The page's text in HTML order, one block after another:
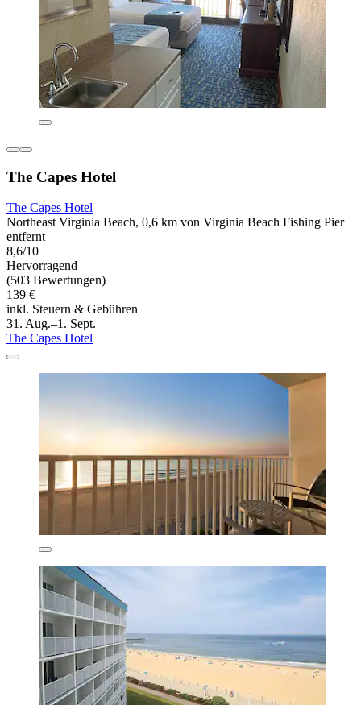
The Capes Hotel
The Capes Hotel
Northeast Virginia Beach, 0,6 km von Virginia Beach Fishing Pier
entfernt
8,6/10
Hervorragend
(503 Bewertungen)
139 €
inkl. Steuern & Gebühren
31. Aug.–1. Sept.
The Capes Hotel